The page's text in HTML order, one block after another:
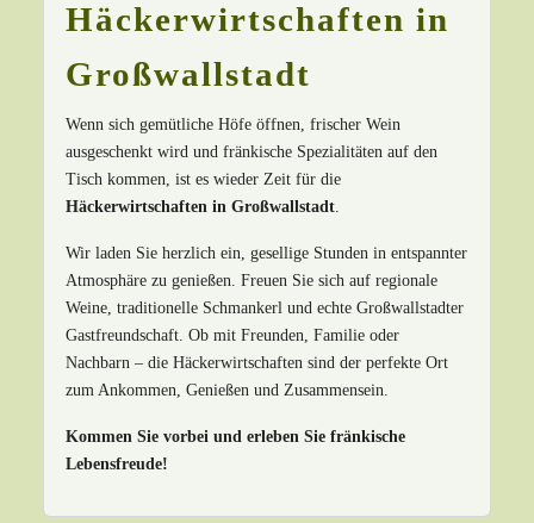
Häckerwirtschaften in
Großwallstadt
Wenn sich gemütliche Höfe öffnen, frischer Wein
ausgeschenkt wird und fränkische Spezialitäten auf den
Tisch kommen, ist es wieder Zeit für die
Häckerwirtschaften in Großwallstadt
Wir laden Sie herzlich ein, gesellige Stunden in entspannter
Atmosphäre zu genießen. Freuen Sie sich auf regionale
Weine, traditionelle Schmankerl und echte Großwallstadter
Gastfreundschaft. Ob mit Freunden, Familie oder
Nachbarn – die Häckerwirtschaften sind der perfekte Ort
zum Ankommen, Genießen und Zusammensein.
Kommen Sie vorbei und erleben Sie fränkische
Lebensfreude!